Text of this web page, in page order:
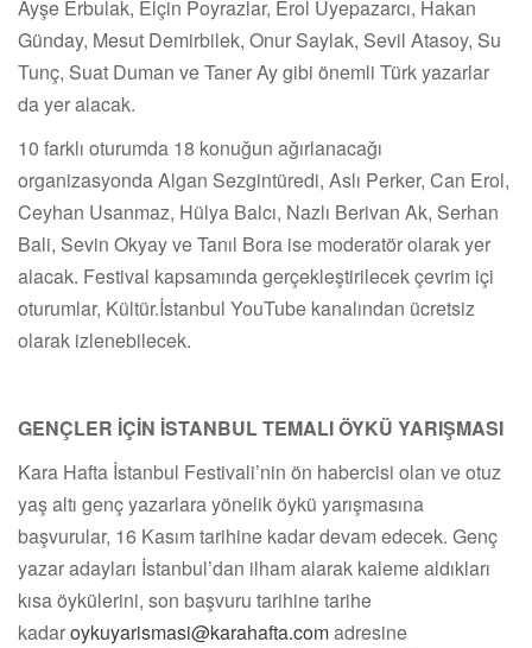
Ayşe Erbulak, Elçin Poyrazlar, Erol Üyepazarcı, Hakan
Günday, Mesut Demirbilek, Onur Saylak, Sevil Atasoy, Su
Tunç, Suat Duman ve Taner Ay gibi önemli Türk yazarlar
da yer alacak.
10 farklı oturumda 18 konuğun ağırlanacağı
organizasyonda Algan Sezgintüredi, Aslı Perker, Can Erol,
Ceyhan Usanmaz, Hülya Balcı, Nazlı Berivan Ak, Serhan
Bali, Sevin Okyay ve Tanıl Bora ise moderatör olarak yer
alacak. Festival kapsamında gerçekleştirilecek çevrim içi
oturumlar, Kültür.İstanbul YouTube kanalından ücretsiz
olarak izlenebilecek.
GENÇLER İÇİN İSTANBUL TEMALI ÖYKÜ YARIŞMASI
Kara Hafta İstanbul Festivali’nin ön habercisi olan ve otuz
yaş altı genç yazarlara yönelik öykü yarışmasına
başvurular, 16 Kasım tarihine kadar devam edecek. Genç
yazar adayları İstanbul’dan ilham alarak kaleme aldıkları
kısa öykülerini, son başvuru tarihine tarihe
kadaroykuyarismasi@karahafta.comadresine